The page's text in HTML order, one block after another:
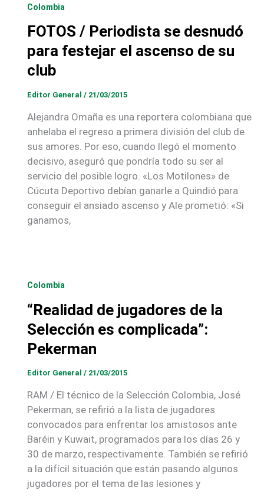
Colombia
FOTOS / Periodista se desnudó
para festejar el ascenso de su
club
Editor General / 21/03/2015
Alejandra Omaña es una reportera colombiana que
anhelaba el regreso a primera división del club de
sus amores. Por eso, cuando llegó el momento
decisivo, aseguró que pondría todo su ser al
servicio del posible logro. «Los Motilones» de
Cúcuta Deportivo debían ganarle a Quindió para
conseguir el ansiado ascenso y Ale prometió: «Si
ganamos,
Colombia
“Realidad de jugadores de la
Selección es complicada”:
Pekerman
Editor General / 21/03/2015
RAM / El técnico de la Selección Colombia, José
Pekerman, se refirió a la lista de jugadores
convocados para enfrentar los amistosos ante
Baréin y Kuwait, programados para los días 26 y
30 de marzo, respectivamente. También se refirió
a la difícil situación que están pasando algunos
jugadores por el tema de las lesiones y